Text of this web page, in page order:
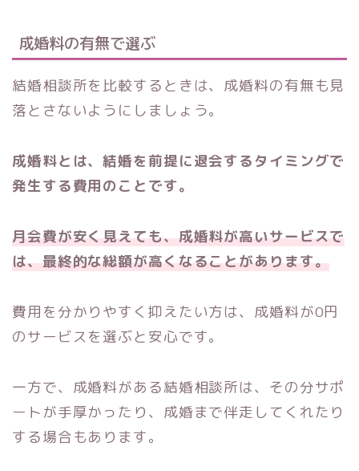
成婚料の有無で選ぶ
結婚相談所を比較するときは、成婚料の有無も見
落とさないようにしましょう。
成婚料とは、結婚を前提に退会するタイミングで
発生する費用のことです。
月会費が安く見えても、成婚料が高いサービスで
は、最終的な総額が高くなることがあります。
費用を分かりやすく抑えたい方は、成婚料が0円
のサービスを選ぶと安心です。
一方で、成婚料がある結婚相談所は、その分サポ
ートが手厚かったり、成婚まで伴走してくれたり
する場合もあります。